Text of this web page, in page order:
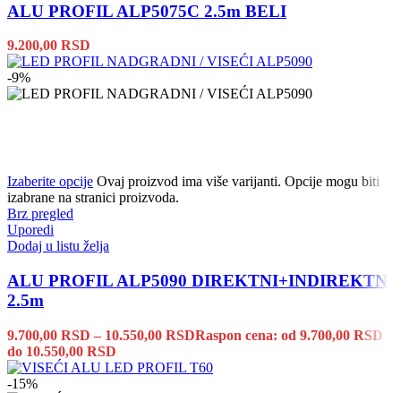
ALU PROFIL ALP5075C 2.5m BELI
9.200,00 RSD
-9%
Izaberite opcije Ovaj proizvod ima više varijanti. Opcije mogu biti
izabrane na stranici proizvoda.
Brz pregled
Uporedi
Dodaj u listu želja
ALU PROFIL ALP5090 DIREKTNI+INDIREKTNI
2.5m
9.700,00 RSD – 10.550,00 RSDRaspon cena: od 9.700,00 RSD
do 10.550,00 RSD
-15%